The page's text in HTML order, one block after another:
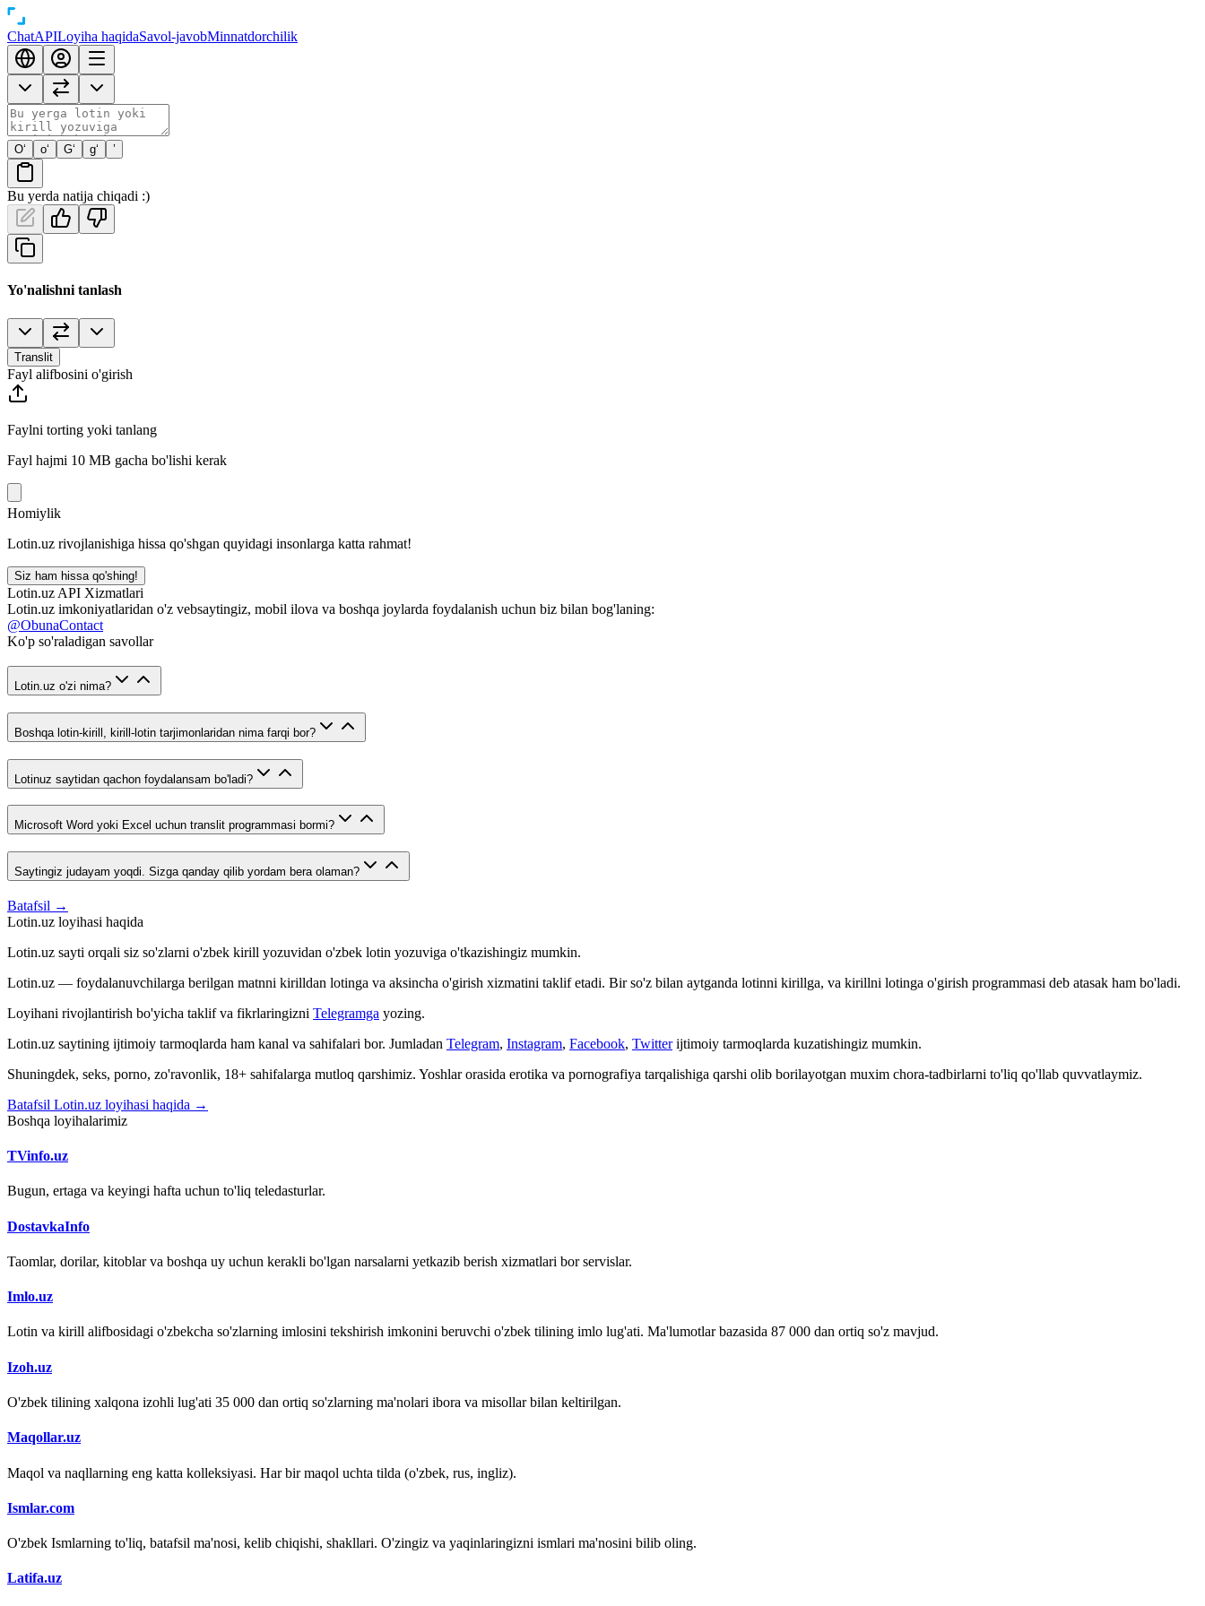
ChatAPILoyiha haqidaSavol-javobMinnatdorchilik
O‘ o‘ G‘ g‘ ’
Bu yerda natija chiqadi :)
Yo'nalishni tanlash
Translit
Fayl alifbosini o'girish
Faylni torting yoki tanlang
Fayl hajmi 10 MB gacha bo'lishi kerak
Homiylik
Lotin.uz rivojlanishiga hissa qo'shgan quyidagi insonlarga katta rahmat!
Siz ham hissa qo'shing!
Lotin.uz API Xizmatlari
Lotin.uz imkoniyatlaridan o'z vebsaytingiz, mobil ilova va boshqa joylarda foydalanish uchun biz bilan bog'laning:
@ObunaContact
Ko'p so'raladigan savollar
Lotin.uz o'zi nima?
Boshqa lotin-kirill, kirill-lotin tarjimonlaridan nima farqi bor?
Lotinuz saytidan qachon foydalansam bo'ladi?
Microsoft Word yoki Excel uchun translit programmasi bormi?
Saytingiz judayam yoqdi. Sizga qanday qilib yordam bera olaman?
Batafsil →
Lotin.uz loyihasi haqida
Lotin.uz sayti orqali siz so'zlarni o'zbek kirill yozuvidan o'zbek lotin yozuviga o'tkazishingiz mumkin.
Lotin.uz — foydalanuvchilarga berilgan matnni kirilldan lotinga va aksincha o'girish xizmatini taklif etadi. Bir so'z bilan aytganda lotinni kirillga, va kirillni lotinga o'girish programmasi deb atasak ham bo'ladi.
Loyihani rivojlantirish bo'yicha taklif va fikrlaringizni Telegramga yozing.
Lotin.uz saytining ijtimoiy tarmoqlarda ham kanal va sahifalari bor. Jumladan Telegram, Instagram, Facebook, Twitter ijtimoiy tarmoqlarda kuzatishingiz mumkin.
Shuningdek, seks, porno, zo'ravonlik, 18+ sahifalarga mutloq qarshimiz. Yoshlar orasida erotika va pornografiya tarqalishiga qarshi olib borilayotgan muxim chora-tadbirlarni to'liq qo'llab quvvatlaymiz.
Batafsil Lotin.uz loyihasi haqida →
Boshqa loyihalarimiz
TVinfo.uz
Bugun, ertaga va keyingi hafta uchun to'liq teledasturlar.
DostavkaInfo
Taomlar, dorilar, kitoblar va boshqa uy uchun kerakli bo'lgan narsalarni yetkazib berish xizmatlari bor servislar.
Imlo.uz
Lotin va kirill alifbosidagi o'zbekcha so'zlarning imlosini tekshirish imkonini beruvchi o'zbek tilining imlo lug'ati. Ma'lumotlar bazasida 87 000 dan ortiq so'z mavjud.
Izoh.uz
O'zbek tilining xalqona izohli lug'ati 35 000 dan ortiq so'zlarning ma'nolari ibora va misollar bilan keltirilgan.
Maqollar.uz
Maqol va naqllarning eng katta kolleksiyasi. Har bir maqol uchta tilda (o'zbek, rus, ingliz).
Ismlar.com
O'zbek Ismlarning to'liq, batafsil ma'nosi, kelib chiqishi, shakllari. O'zingiz va yaqinlaringizni ismlari ma'nosini bilib oling.
Latifa.uz